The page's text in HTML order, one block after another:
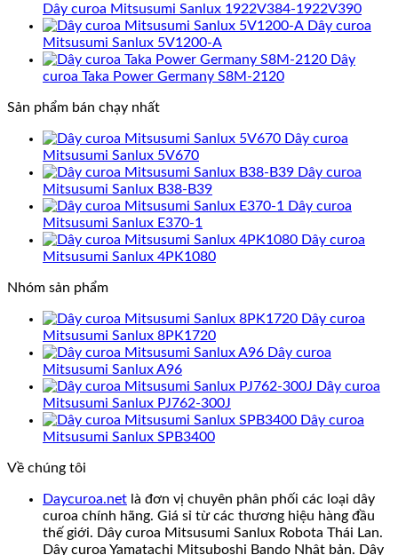
Dây curoa Mitsusumi Sanlux 1922V384-1922V390
Dây curoa
Mitsusumi Sanlux 5V1200-A
Dây
curoa Taka Power Germany S8M-2120
Sản phẩm bán chạy nhất
Dây curoa
Mitsusumi Sanlux 5V670
Dây curoa
Mitsusumi Sanlux B38-B39
Dây curoa
Mitsusumi Sanlux E370-1
Dây curoa
Mitsusumi Sanlux 4PK1080
Nhóm sản phẩm
Dây curoa
Mitsusumi Sanlux 8PK1720
Dây curoa
Mitsusumi Sanlux A96
Dây curoa
Mitsusumi Sanlux PJ762-300J
Dây curoa
Mitsusumi Sanlux SPB3400
Về chúng tôi
Daycuroa.net là đơn vị chuyên phân phối các loại dây
curoa chính hãng. Giá sỉ từ các thương hiệu hàng đầu
thế giới. Dây curoa Mitsusumi Sanlux Robota Thái Lan.
Dây curoa Yamatachi Mitsuboshi Bando Nhật bản. Dây